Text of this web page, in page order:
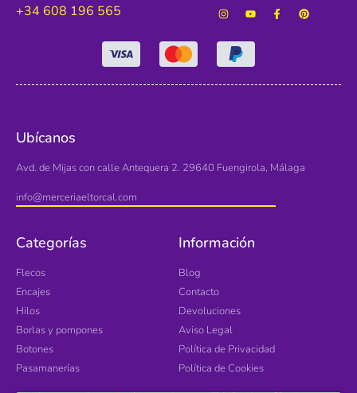
+34 608 196 565
Ubícanos
Avd. de Mijas con calle Antequera 2. 29640 Fuengirola, Málaga
info@merceriaeltorcal.com
Categorías
Flecos
Encajes
Hilos
Borlas y pompones
Botones
Pasamanerías
Información
Blog
Contacto
Devoluciones
Aviso Legal
Política de Privacidad
Política de Cookies